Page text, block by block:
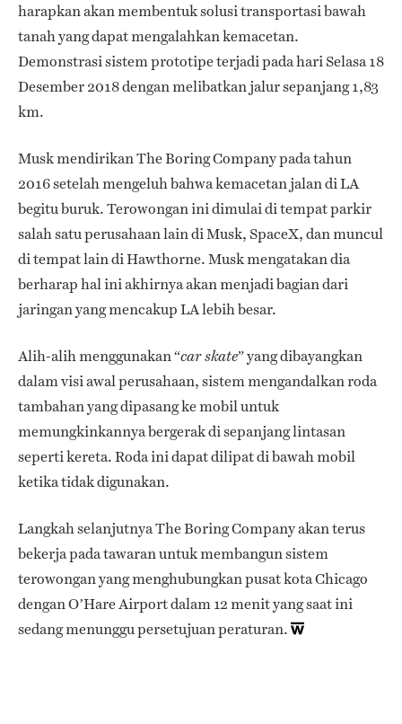
harapkan akan membentuk solusi transportasi bawah
tanah yang dapat mengalahkan kemacetan.
Demonstrasi sistem prototipe terjadi pada hari Selasa 18
Desember 2018 dengan melibatkan jalur sepanjang 1,83
km.
Musk mendirikan The Boring Company pada tahun
2016 setelah mengeluh bahwa kemacetan jalan di LA
begitu buruk. Terowongan ini dimulai di tempat parkir
salah satu perusahaan lain di Musk, SpaceX, dan muncul
di tempat lain di Hawthorne. Musk mengatakan dia
berharap hal ini akhirnya akan menjadi bagian dari
jaringan yang mencakup LA lebih besar.
Alih-alih menggunakan “car skate” yang dibayangkan
dalam visi awal perusahaan, sistem mengandalkan roda
tambahan yang dipasang ke mobil untuk
memungkinkannya bergerak di sepanjang lintasan
seperti kereta. Roda ini dapat dilipat di bawah mobil
ketika tidak digunakan.
Langkah selanjutnya The Boring Company akan terus
bekerja pada tawaran untuk membangun sistem
terowongan yang menghubungkan pusat kota Chicago
dengan O’Hare Airport dalam 12 menit yang saat ini
sedang menunggu persetujuan peraturan.